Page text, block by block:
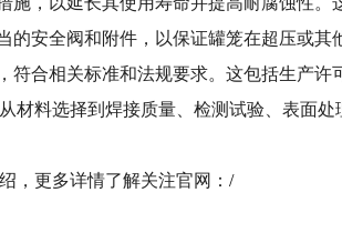
全阀和附件，以保证罐笼在超压或其
相关标准和法规要求。这包括生产许
料选择到焊接质量、检测试验、表面处
更多详情了解关注官网： /